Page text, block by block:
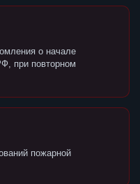
о начале
при повторном
пожарной